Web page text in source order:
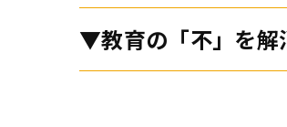
▼教育の「不」を解